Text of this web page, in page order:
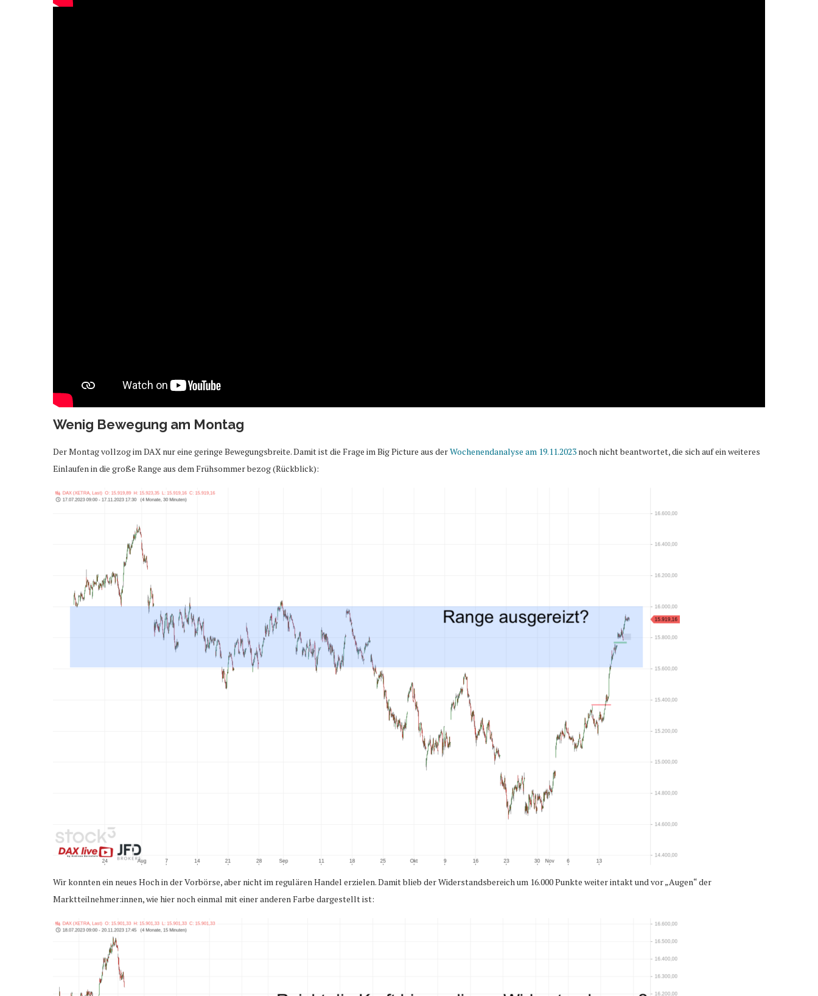
Wenig Bewegung am Montag
Der Montag vollzog im DAX nur eine geringe Bewegungsbreite. Damit ist die Frage im Big Picture aus derWochenendanalyse am 19.11.2023 noch nicht beantwortet, die sich auf ein weiteres
Einlaufen in die große Range aus dem Frühsommer bezog (Rückblick):
Wir konnten ein neues Hoch in der Vorbörse, aber nicht im regulären Handel erzielen. Damit blieb der Widerstandsbereich um 16.000 Punkte weiter intakt und vor „Augen“ der
Marktteilnehmer:innen, wie hier noch einmal mit einer anderen Farbe dargestellt ist: